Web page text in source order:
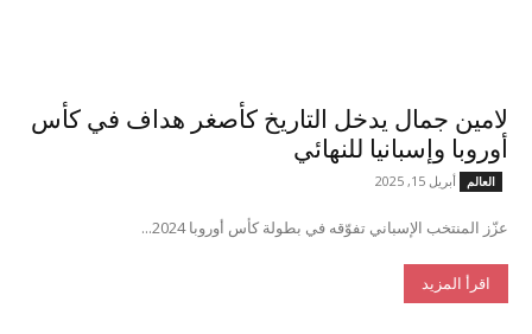
لامين جمال يدخل التاريخ كأصغر هداف في كأس
أوروبا وإسبانيا للنهائي
العالم أبريل 15, 2025
عزّز المنتخب الإسباني تفوّقه في بطولة كأس أوروبا 2024...
اقرأ المزيد